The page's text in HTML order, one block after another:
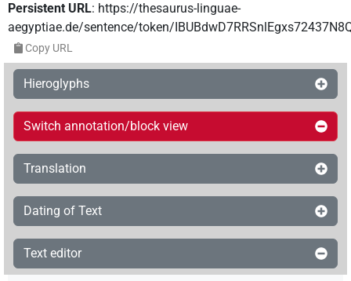
Persistent URL: https://thesaurus-linguae-
aegyptiae.de/sentence/token/
Copy URL
Hieroglyphs
Switch annotation/block view
Translation
Dating of Text
Text editor